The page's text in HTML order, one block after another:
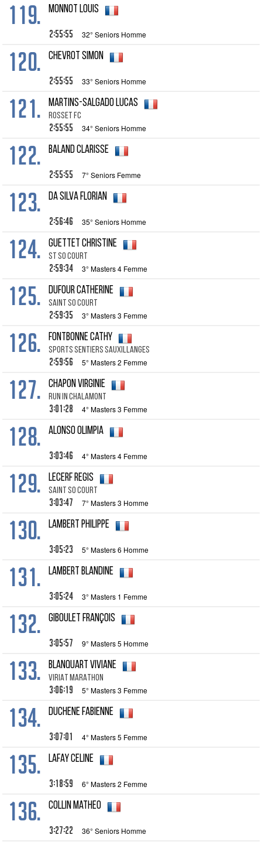
119. MONNOT Louis
2:55:55 32° Seniors Homme
120. CHEVROT Simon
2:55:55 33° Seniors Homme
121. MARTINS-SALGADO Lucas
ROSSET FC
2:55:55 34° Seniors Homme
122. BALAND Clarisse
2:55:55 7° Seniors Femme
123. DA SILVA Florian
2:56:46 35° Seniors Homme
124. GUETTET Christine
ST SO COURT
2:59:34 3° Masters 4 Femme
125. DUFOUR Catherine
SAINT SO COURT
2:59:35 3° Masters 3 Femme
126. FONTBONNE Cathy
SPORTS SENTIERS SAUXILLANGES
2:59:56 5° Masters 2 Femme
127. CHAPON Virginie
RUN IN CHALAMONT
3:01:28 4° Masters 3 Femme
128. ALONSO Olimpia
3:03:46 4° Masters 4 Femme
129. LECERF Regis
SAINT SO COURT
3:03:47 7° Masters 3 Homme
130. LAMBERT Philippe
3:05:23 5° Masters 6 Homme
131. LAMBERT Blandine
3:05:24 3° Masters 1 Femme
132. GIBOULET François
3:05:57 9° Masters 5 Homme
133. BLANQUART Viviane
VIRIAT MARATHON
3:06:19 5° Masters 3 Femme
134. DUCHENE Fabienne
3:07:01 4° Masters 5 Femme
135. LAFAY Celine
3:18:59 6° Masters 2 Femme
136. COLLIN Matheo
3:27:22 36° Seniors Homme